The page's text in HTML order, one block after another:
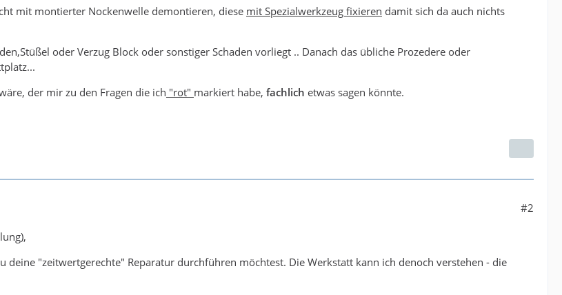
mit montierter Nockenwelle demontieren, diese mit Spezialwerkzeug fixieren damit sich da auch nichts
oder Verzug Block oder sonstiger Schaden vorliegt .. Danach das übliche Prozedere oder
der mir zu den Fragen die ich "rot" markiert habe, fachlich etwas sagen könnte.
#2
deine "zeitwertgerechte" Reparatur durchführen möchtest. Die Werkstatt kann ich denoch verstehen - die